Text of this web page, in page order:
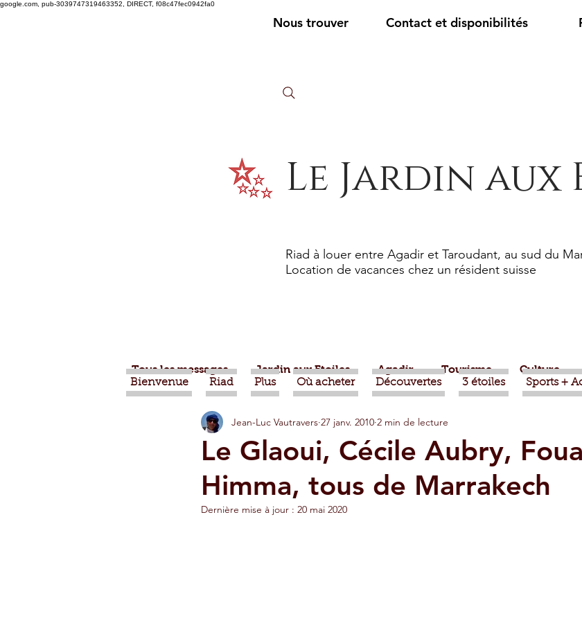
google.com, pub-3039747319463352, DIRECT, f08c47fec0942fa0
Nous trouver Contact et disponibilités
Le Jardin aux
Riad à louer entre Agadir et Taroudant, au sud du
Location de vacances chez un résident suisse
Bienvenue Riad Plus Où acheter Découvertes 3 étoiles Sports +
Tous les messages Jardin aux Etoiles Agadir Tourisme Culture
Nature Berbère Politique Taroudant
Alimentation Evénements Mohammed VI Economie
Le Glaoui, Cécile Aubry,
Himma, tous de Marrakech
Jean-Luc Vautravers 27 janv. 2010 2 min de lecture
Dernière mise à jour : 20 mai 2020